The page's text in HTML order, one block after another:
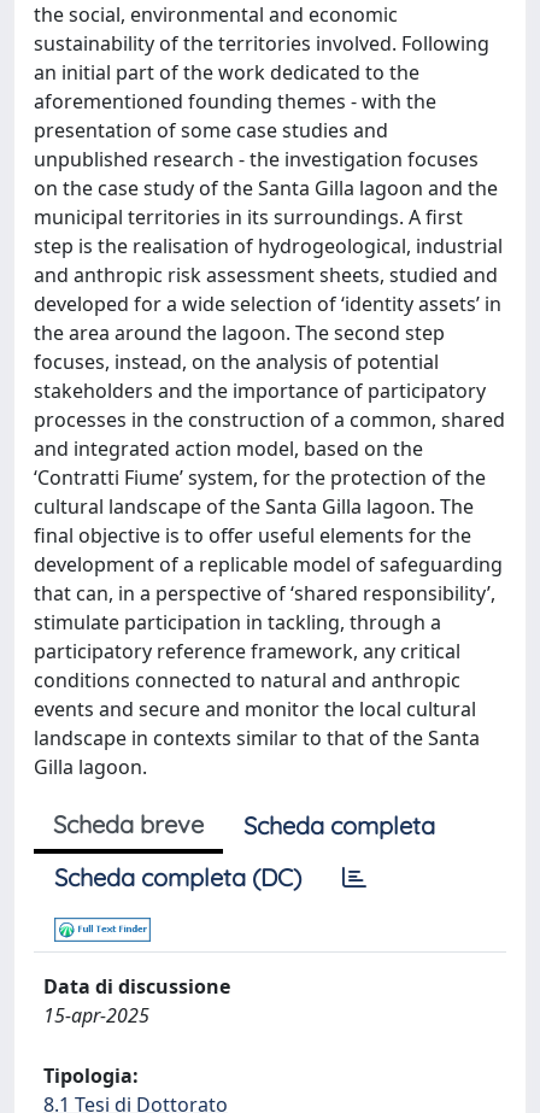
the social, environmental and economic
sustainability of the territories involved. Following
an initial part of the work dedicated to the
aforementioned founding themes - with the
presentation of some case studies and
unpublished research - the investigation focuses
on the case study of the Santa Gilla lagoon and the
municipal territories in its surroundings. A first
step is the realisation of hydrogeological, industrial
and anthropic risk assessment sheets, studied and
developed for a wide selection of ‘identity assets’ in
the area around the lagoon. The second step
focuses, instead, on the analysis of potential
stakeholders and the importance of participatory
processes in the construction of a common, shared
and integrated action model, based on the
‘Contratti Fiume’ system, for the protection of the
cultural landscape of the Santa Gilla lagoon. The
final objective is to offer useful elements for the
development of a replicable model of safeguarding
that can, in a perspective of ‘shared responsibility’,
stimulate participation in tackling, through a
participatory reference framework, any critical
conditions connected to natural and anthropic
events and secure and monitor the local cultural
landscape in contexts similar to that of the Santa
Gilla lagoon.
Scheda breve
Scheda completa
Scheda completa (DC)
Data di discussione
15-apr-2025
Tipologia:
8.1 Tesi di Dottorato